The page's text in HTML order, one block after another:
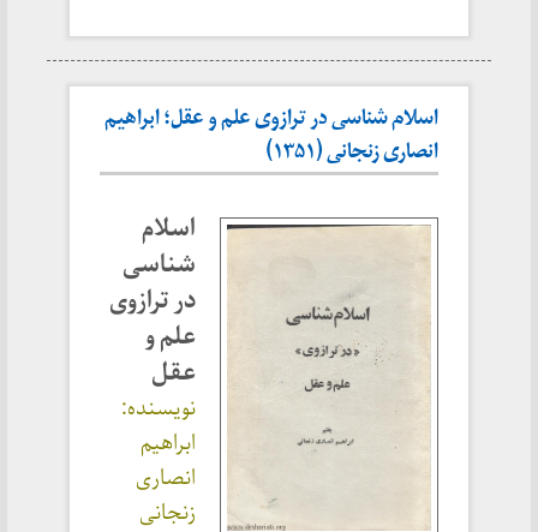
اسلام شناسی در ترازوی علم و عقل؛ ابراهیم
انصاری زنجانی (۱۳۵۱)
اسلام
شناسی
در ترازوی
علم و
عقل
نویسنده:
ابراهیم
انصاری
زنجانی